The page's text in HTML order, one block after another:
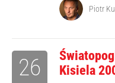
Piotr
Kisiela
26